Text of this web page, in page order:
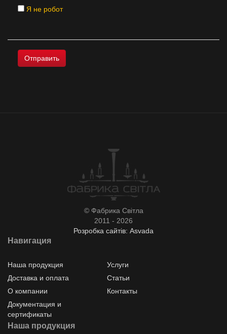
Я не робот
© Фабрика Світла
2011 - 2026
Розробка сайтів: Asvada
Навигация
Наша продукция
Услуги
Доставка и оплата
Статьи
О компании
Контакты
Документация и
сертификаты
Наша продукция